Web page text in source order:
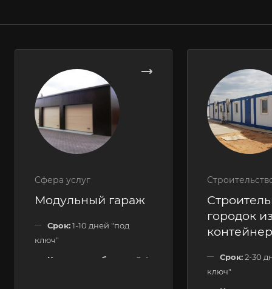
Сфера услуг
Модульный гараж
Срок:1-10 дней "под
ключ"
Количество блоков:
2-4
городок
Срок:2-30
ключ"